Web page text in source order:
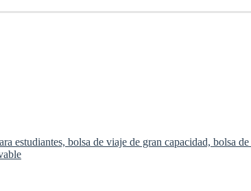
estudiantes, bolsa de viaje de gran capacidad, bolsa